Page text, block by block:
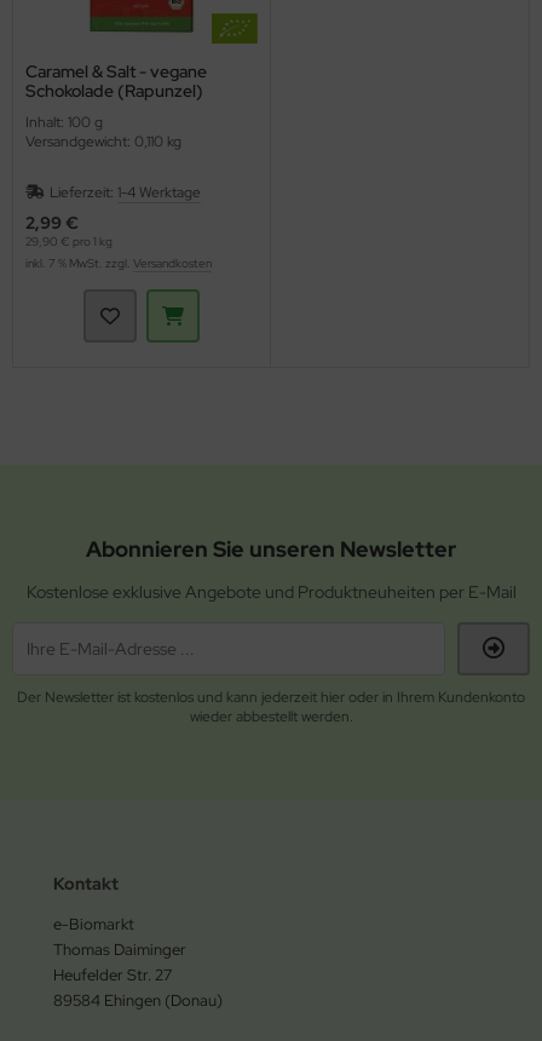
Caramel & Salt - vegane
Schokolade (Rapunzel)
Inhalt: 100 g
Versandgewicht: 0,110 kg
Lieferzeit: 1-4 Werktage
2,99 €
29,90 € pro 1 kg
inkl. 7 % MwSt. zzgl. Versandkosten
Abonnieren Sie unseren Newsletter
Kostenlose exklusive Angebote und Produktneuheiten per E-Mail
Der Newsletter ist kostenlos und kann jederzeit hier oder in Ihrem Kundenkonto
wieder abbestellt werden.
Kontakt
e-Biomarkt
Thomas Daiminger
Heufelder Str. 27
89584 Ehingen (Donau)